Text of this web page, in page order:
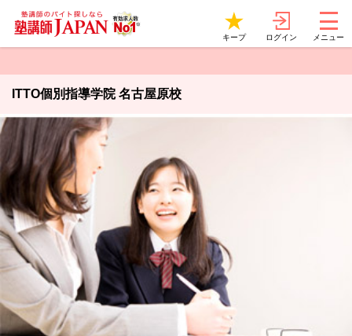
キープ ログイン メニュー
ITTO個別指導学院 名古屋原校